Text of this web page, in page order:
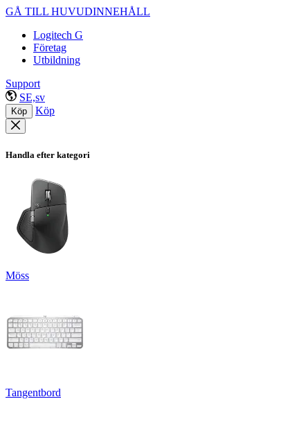
GÅ TILL HUVUDINNEHÅLL
Logitech G
Företag
Utbildning
Support
SE,sv
Köp Köp
Handla efter kategori
Möss
Tangentbord